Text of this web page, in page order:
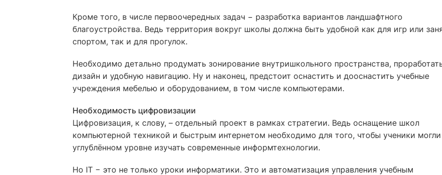
Кроме того, в числе первоочередных задач − разработка вариантов ландшафтного
благоустройства. Ведь территория вокруг школы должна быть удобной как для игр или
спортом, так и для прогулок.
Необходимо детально продумать зонирование внутришкольного пространства,
дизайн и удобную навигацию. Ну и наконец, предстоит оснастить и дооснастить учебные
учреждения мебелью и оборудованием, в том числе компьютерами.
Необходимость цифровизации
Цифровизация, к слову, – отдельный проект в рамках стратегии. Ведь оснащение школ
компьютерной техникой и быстрым интернетом необходимо для того, чтобы ученики могли
углублённом уровне изучать современные информтехнологии.
Но IT − это не только уроки информатики. Это и автоматизация управления учебным